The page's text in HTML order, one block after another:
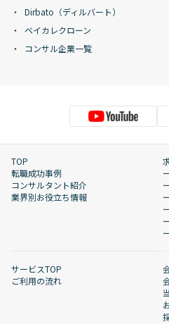
Dirbato（ディルバート）
ベイカレクローン
コンサル企業一覧
TOP
転職成功事例
コンサルタント紹介
業界別お役立ち情報
サービスTOP
ご利用の流れ